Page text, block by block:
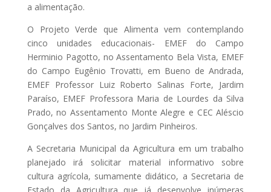
a alimentação.
O Projeto Verde que Alimenta vem contemplando
cinco unidades educacionais- EMEF do Campo
Herminio Pagotto, no Assentamento Bela Vista, EMEF
do Campo Eugênio Trovatti, em Bueno de Andrada,
EMEF Professor Luiz Roberto Salinas Forte, Jardim
Paraíso, EMEF Professora Maria de Lourdes da Silva
Prado, no Assentamento Monte Alegre e CEC Aléscio
Gonçalves dos Santos, no Jardim Pinheiros.
A Secretaria Municipal da Agricultura em um trabalho
planejado irá solicitar material informativo sobre
cultura agrícola, sumamente didático, a Secretaria de